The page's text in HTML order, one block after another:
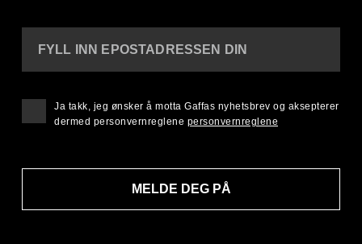
FYLL INN EPOSTADRESSEN DIN
MELDE DEG PÅ
Ja takk, jeg ønsker å motta Gaffas nyhetsbrev og aksepterer
dermed personvernreglene personvernreglene